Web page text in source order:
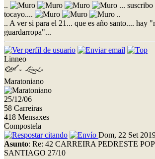
..
...
tocayo....
..
.. A ver si para el 21... que es año santo.... hay
guardarropa"...
Linneo
Maratoniano
25/12/06
58 Carreiras
418 Mensaxes
Compostela
Dom, 22 Set
Asunto: Re: 42 CARREIRA PEDRESTE
SANTIAGO 27/10